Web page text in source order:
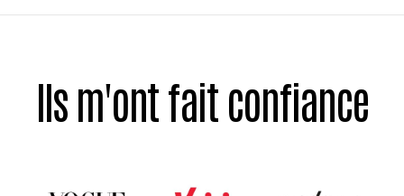
Ils m'ont fait confiance